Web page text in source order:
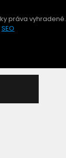
práva vyhradené.
SEO